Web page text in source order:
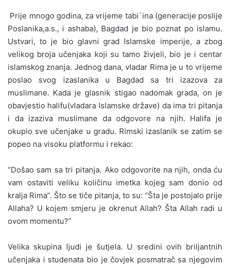
Prije mnogo godina, za vrijeme tabi`ina (generacije poslije
Poslanika,a.s., i ashaba), Bagdad je bio poznat po islamu.
Ustvari, to je bio glavni grad Islamske imperije, a zbog
velikog broja učenjaka koji su tamo živjeli, bio je i centar
islamskog znanja. Jednog dana, vladar Rima je u to vrijeme
poslao svog izaslanika u Bagdad sa tri izazova za
muslimane. Kada je glasnik stigao nadomak grada, on je
obavjestio halifu(vladara Islamske države) da ima tri pitanja
i da izaziva muslimane da odgovore na njih. Halifa je
okupio sve učenjake u gradu. Rimski izaslanik se zatim se
popeo na visoku platformu i rekao:
“Došao sam sa tri pitanja. Ako odgovorite na njih, onda ću
vam ostaviti veliku količinu imetka kojeg sam donio od
kralja Rima”. Što se tiče pitanja, to su: “Šta je postojalo prije
Allaha? U kojem smjeru je okrenut Allah? Šta Allah radi u
ovom momentu?”
Velika skupina ljudi je šutjela. U sredini ovih briljantnih
učenjaka i studenata bio je čovjek posmatrač sa njegovim